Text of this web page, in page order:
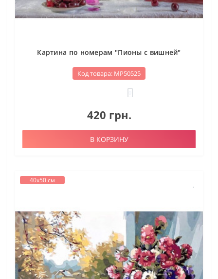
Картина по номерам "Пионы с вишней"
Код товара: МР50525
420 грн.
В КОРЗИНУ
40х50 см